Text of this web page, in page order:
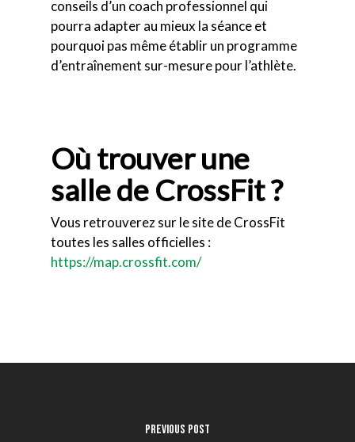
conseils d’un coach professionnel qui
pourra adapter au mieux la séance et
pourquoi pas même établir un programme
d’entraînement sur-mesure pour l’athlète.
Où trouver une
salle de CrossFit ?
Vous retrouverez sur le site de CrossFit
toutes les salles officielles :
https://map.crossfit.com/
Previous Post